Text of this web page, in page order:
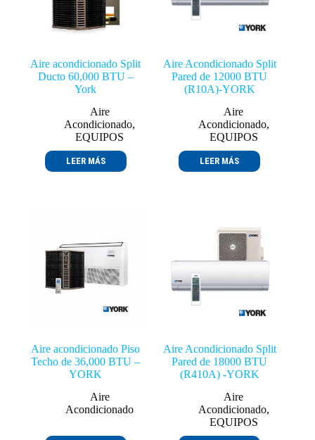
Aire acondicionado Split
Ducto 60,000 BTU –
York
Aire
Acondicionado,
EQUIPOS
LEER MÁS
Aire Acondicionado Split
Pared de 12000 BTU
(R10A)-YORK
Aire
Acondicionado,
EQUIPOS
LEER MÁS
Aire acondicionado Piso
Techo de 36,000 BTU –
YORK
Aire
Acondicionado
Aire Acondicionado Split
Pared de 18000 BTU
(R410A) -YORK
Aire
Acondicionado,
EQUIPOS